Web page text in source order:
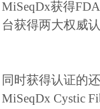
MiSeqDx获得
台获得两大权威
同时获得认证的
MiSeqDx Cystic